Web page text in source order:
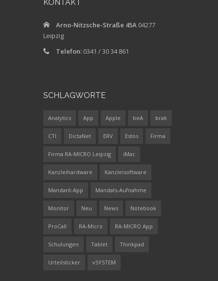
KONTAKT
Arno-Nitzsche-Straße 45A 04277
Leipzig
Telefon: 0341 / 30 34 861
SCHLAGWORTE
Analytics App Apple beA brak
CTI DictaNet ERV Estos Firma
Firma RA-MICRO Leipzig iMac
Kanzleihardware Kanzleisoftware
Mandant-App Mandats-Aufnahme
Monitor Neu News Notebook
ProCall RA-Micro RA-MICRO App
Schulungen Tablet Thinkpad
Urteilsticker vSYSTEM